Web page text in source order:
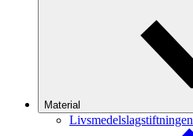
Material
Livsmedelslagstiftningen